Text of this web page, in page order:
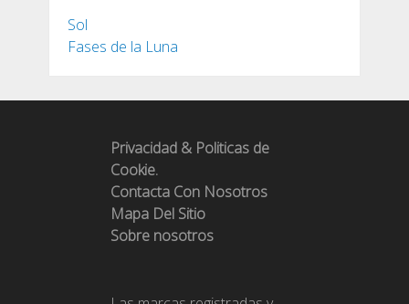
Sol
Fases de la Luna
Privacidad & Politicas de
Cookie.
Contacta Con Nosotros
Mapa Del Sitio
Sobre nosotros